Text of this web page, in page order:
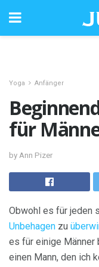
Yoga Anfänger
für
by Ann Pizer
Obwohl es für jeden
Unbehagen zu
es für einige
einen Mann, den ich